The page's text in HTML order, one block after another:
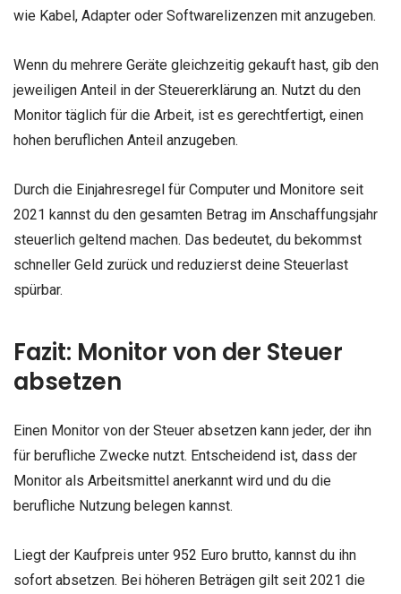
wie Kabel, Adapter oder Softwarelizenzen mit anzugeben.
Wenn du mehrere Geräte gleichzeitig gekauft hast, gib den
jeweiligen Anteil in der Steuererklärung an. Nutzt du den
Monitor täglich für die Arbeit, ist es gerechtfertigt, einen
hohen beruflichen Anteil anzugeben.
Durch die Einjahresregel für Computer und Monitore seit
2021 kannst du den gesamten Betrag im Anschaffungsjahr
steuerlich geltend machen. Das bedeutet, du bekommst
schneller Geld zurück und reduzierst deine Steuerlast
spürbar.
Fazit: Monitor von der Steuer
absetzen
Einen Monitor von der Steuer absetzen kann jeder, der ihn
für berufliche Zwecke nutzt. Entscheidend ist, dass der
Monitor als Arbeitsmittel anerkannt wird und du die
berufliche Nutzung belegen kannst.
Liegt der Kaufpreis unter 952 Euro brutto, kannst du ihn
sofort absetzen. Bei höheren Beträgen gilt seit 2021 die